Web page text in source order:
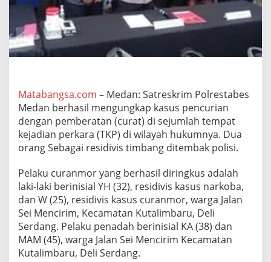
m
p
a
u
r
a
t
d
a
R
a
n
m
o
r
2
O
Matabangsa.com – Medan: Satreskrim Polrestabes
Medan berhasil mengungkap kasus pencurian
dengan pemberatan (curat) di sejumlah tempat
kejadian perkara (TKP) di wilayah hukumnya. Dua
orang Sebagai residivis timbang ditembak polisi.
Pelaku curanmor yang berhasil diringkus adalah
laki-laki berinisial YH (32), residivis kasus narkoba,
dan W (25), residivis kasus curanmor, warga Jalan
Sei Mencirim, Kecamatan Kutalimbaru, Deli
Serdang. Pelaku penadah berinisial KA (38) dan
MAM (45), warga Jalan Sei Mencirim Kecamatan
Kutalimbaru, Deli Serdang.